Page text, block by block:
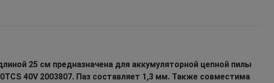
25 см предназначена для аккумуляторной цепной пилы
40V 2003807. Паз составляет 1,3 мм. Также совместима